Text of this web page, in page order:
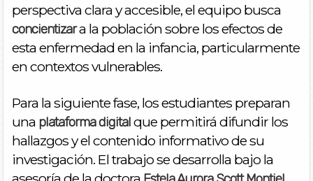
perspectiva clara y accesible, el equipo busca
concientizara la población sobre los efectos de
esta enfermedad en la infancia, particularmente
en contextos vulnerables.
Para la siguiente fase, los estudiantes preparan
una plataforma digitalque permitirá difundir los
hallazgos y el contenido informativo de su
investigación. El trabajo se desarrolla bajo la